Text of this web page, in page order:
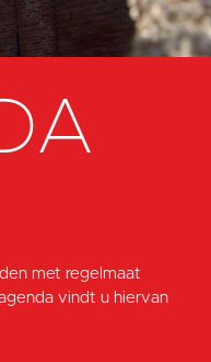
met regelmaat
vindt u hiervan